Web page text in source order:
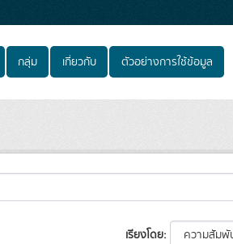
กลุ่ม เกี่ยวกับ ตัวอย่างการใช้ข้อมูล
เรียงโดย